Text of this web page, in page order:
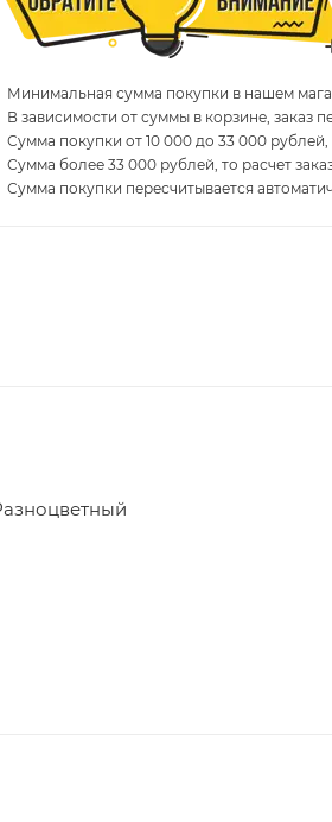
Минимальная сумма покупки в нашем
В зависимости от суммы в корзине, заказ
Сумма покупки от 10 000 до 33 000 рублей,
Сумма более 33 000 рублей, то расчет
Сумма покупки пересчитывается